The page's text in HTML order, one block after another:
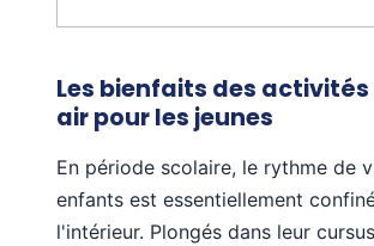
Les bienfaits des activités
air pour les jeunes
En période scolaire, le rythme de
enfants est essentiellement
l'intérieur. Plongés dans leur